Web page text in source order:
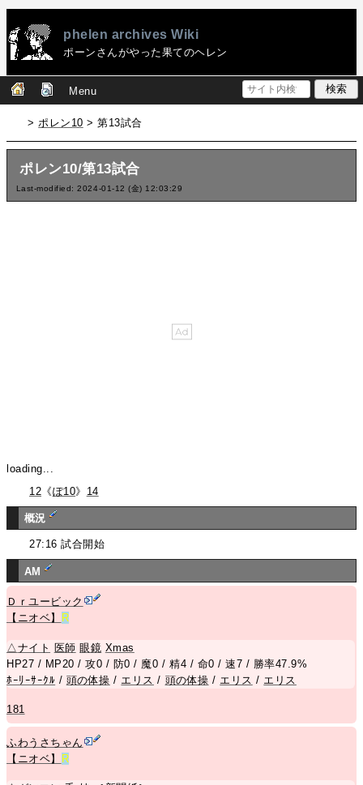
phelen archives Wiki
ポーンさんがやった果てのヘレン
Menu
>ポレン10 > 第13試合
ポレン10/第13試合
Last-modified: 2024-01-12 (金) 12:03:29
loading...
12 《ぽ10》 14
概況
27:16 試合開始
AM
Ｄｒユービック
【ニオベ】
R
△ ナイト 医師 眼鏡 Xmas
HP27 / MP20 / 攻0 / 防0 / 魔0 / 精4 / 命0 / 速7 / 勝率47.9%
ﾎｰﾘｰｻｰｸﾙ / 頭の体操 / エリス / 頭の体操 / エリス / エリス
181
ふわうさちゃん
【ニオベ】
R